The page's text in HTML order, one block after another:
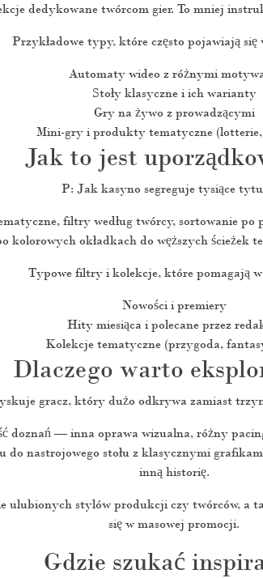
dedykowane twórcom gier. To mniej
Przykładowe typy, które często pojawiają się
Automaty wideo z różnymi
Stoły klasyczne i ich warianty
Gry na żywo z prowadzącymi
Mini-gry i produkty tematyczne
Jak to jest
P: Jak kasyno segreguje tysiące
filtry według twórcy, sortowanie
kolorowych okładkach do węższych
Typowe filtry i kolekcje, które pomagają
Nowości i premiery
Hity miesiąca i polecane przez
Kolekcje tematyczne (przygoda,
Dlaczego warto
gracz, który dużo odkrywa zamiast
doznań — inna oprawa wizualna, różny
nastrojowego stołu z klasycznymi
inną historię.
ulubionych stylów produkcji czy twórców, a
się w masowej promocji.
Gdzie szukać